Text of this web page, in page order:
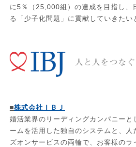
に5％（25,000組）の達成を目指し、
る「少子化問題」に貢献していきたい
■株式会社ＩＢＪ
婚活業界のリーディングカンパニーと
ームを活用した独自のシステムと、人
ズオンサービスの両輪で、お客様のラ